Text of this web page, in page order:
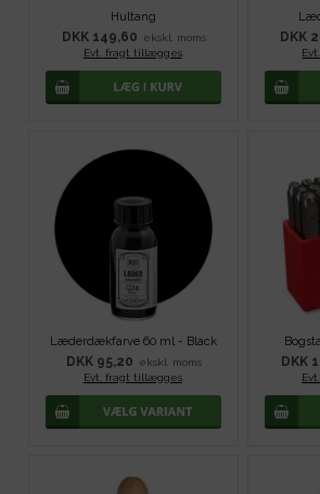
Hultang
DKK 149,60
ekskl. moms
Evt. fragt tillægges.
DKK
Læderdækfarve 60 ml - Black
DKK 95,20
ekskl. moms
Evt. fragt tillægges.
DKK